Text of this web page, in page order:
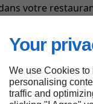
Your
We use Cookies
personalising
traffic and
votre
à Nîmes.